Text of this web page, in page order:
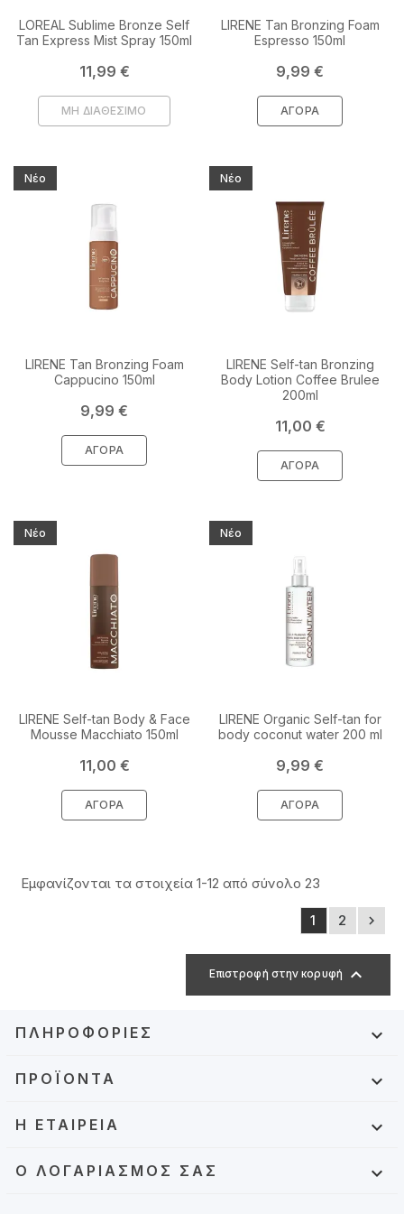
LOREAL Sublime Bronze Self
Tan Express Mist Spray 150ml
Τιμή
11,99 €
ΜΗ ΔΙΑΘΕΣΙΜΟ
LIRENE Tan Bronzing Foam
Espresso 150ml
Τιμή
9,99 €
ΑΓΟΡΆ
Νέο
LIRENE Tan Bronzing Foam
Cappucino 150ml
Τιμή
9,99 €
ΑΓΟΡΆ
Νέο
LIRENE Self-tan Bronzing
Body Lotion Coffee Brulee
200ml
Τιμή
11,00 €
ΑΓΟΡΆ
Νέο
LIRENE Self-tan Body & Face
Mousse Macchiato 150ml
Τιμή
11,00 €
ΑΓΟΡΆ
Νέο
LIRENE Organic Self-tan for
body coconut water 200 ml
Τιμή
9,99 €
ΑΓΟΡΆ
Εμφανίζονται τα στοιχεία 1-12 από σύνολο 23
1 2 
Επιστροφή στην κορυφή 
ΠΛΗΡΟΦΟΡΊΕΣ 
ΠΡΟΪΌΝΤΑ 
Η ΕΤΑΙΡΕΊΑ 
Ο ΛΟΓΑΡΙΑΣΜΌΣ ΣΑΣ 